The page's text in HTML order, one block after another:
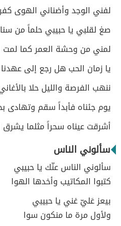
لفني الوجد وأضناني الهوى
صغ لقلبي يا حبيبي حلماً من
لمني من وحشة العمر كما لمت
يا زمان الحب هل رجع إلى
ننهب الفرصة والليل حلا
يوم جئناه فأبداً سقم وتهادى
أشرقت عيناه سحراً مثلما
سألوني الناس
سألوني الناس عنّك يا حبيبي
كتبوا المكاتيب وأخدها الهوا
بيعز عَليّ غني يا حبيبي
ولأول مرة ما منكون سوا